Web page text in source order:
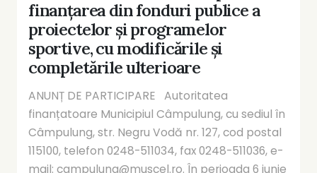
finanțarea din fonduri publice a
proiectelor și programelor
sportive, cu modificările și
completările ulterioare
ANUNȚ DE PARTICIPARE Autoritatea
finanțatoare Municipiul Câmpulung, cu sediul în
Câmpulung, str. Negru Vodă nr. 127, cod postal
115100, telefon 0248-511034, fax 0248-511036, e-
mail: campulung@muscel.ro. În perioada 6 iunie